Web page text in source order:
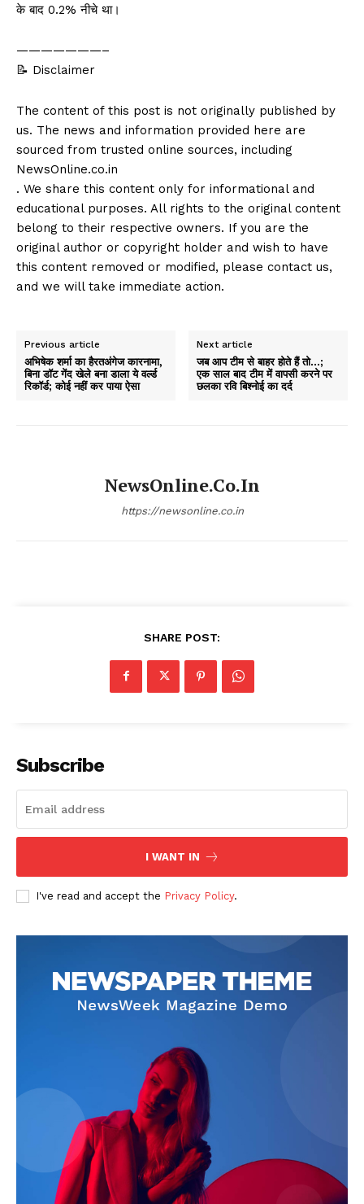
के बाद 0.2% नीचे था।
———————–
📝 Disclaimer
The content of this post is not originally published by
us. The news and information provided here are
sourced from trusted online sources, including
NewsOnline.co.in
. We share this content only for informational and
educational purposes. All rights to the original content
belong to their respective owners. If you are the
original author or copyright holder and wish to have
this content removed or modified, please contact us,
and we will take immediate action.
Previous article
अभिषेक शर्मा का हैरतअंगेज कारनामा,
बिना डॉट गेंद खेले बना डाला ये वर्ल्ड
रिकॉर्ड; कोई नहीं कर पाया ऐसा
Next article
जब आप टीम से बाहर होते हैं तो…;
एक साल बाद टीम में वापसी करने पर
छलका रवि बिश्नोई का दर्द
NewsOnline.co.in
https://newsonline.co.in
SHARE POST:
Subscribe
I WANT IN
I've read and accept the Privacy Policy.